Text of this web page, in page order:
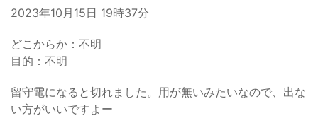
2023年10月15日 19時37分
どこからか：不明
目的：不明
留守電になると切れました。用が無いみたいなので、出な
い方がいいですよー